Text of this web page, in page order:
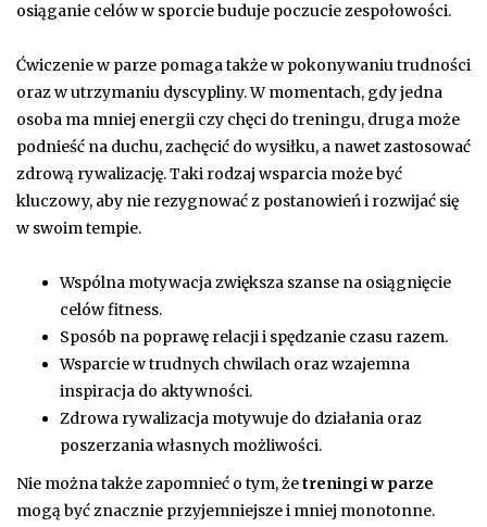
osiąganie celów w sporcie buduje poczucie zespołowości.
Ćwiczenie w parze pomaga także w pokonywaniu trudności
oraz w utrzymaniu dyscypliny. W momentach, gdy jedna
osoba ma mniej energii czy chęci do treningu, druga może
podnieść na duchu, zachęcić do wysiłku, a nawet zastosować
zdrową rywalizację. Taki rodzaj wsparcia może być
kluczowy, aby nie rezygnować z postanowień i rozwijać się
w swoim tempie.
Wspólna motywacja zwiększa szanse na osiągnięcie
celów fitness.
Sposób na poprawę relacji i spędzanie czasu razem.
Wsparcie w trudnych chwilach oraz wzajemna
inspiracja do aktywności.
Zdrowa rywalizacja motywuje do działania oraz
poszerzania własnych możliwości.
Nie można także zapomnieć o tym, żetreningi w parze
mogą być znacznie przyjemniejsze i mniej monotonne.